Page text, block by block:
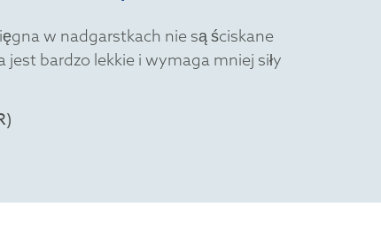
w nadgarstkach nie są ściskane
bardzo lekkie i wymaga mniej siły